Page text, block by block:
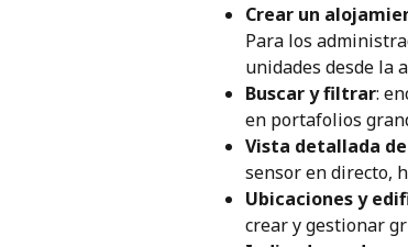
Crear un
Para los
unidades desde la
Buscar y filtrar:
en portafolios
Vista detallada
sensor en directo,
Ubicaciones y
crear y gestionar